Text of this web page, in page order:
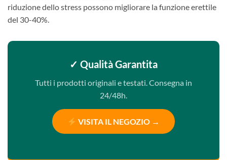
riduzione dello stress possono migliorare la funzione erettile
del 30-40%.
✓ Qualità Garantita
Tutti i prodotti originali e testati. Consegna in
24/48h.
VISITA IL NEGOZIO →